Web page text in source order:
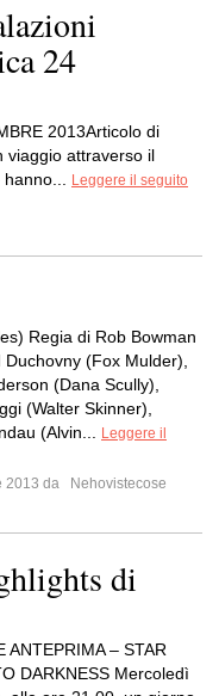
24
2013Articolo di
viaggio attraverso il
Leggere il seguito
Regia di Rob Bowman
Duchovny (Fox Mulder),
(Dana Scully),
(Walter Skinner),
(Alvin...
Leggere il
2013 da
Nehovistecose
di
ANTEPRIMA – STAR
DARKNESS Mercoledì